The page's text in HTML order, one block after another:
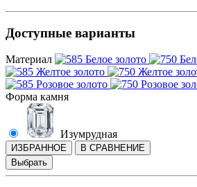
Доступные варианты
Материал
Форма камня
Изумрудная
ИЗБРАННОЕ
В СРАВНЕНИЕ
Выбрать